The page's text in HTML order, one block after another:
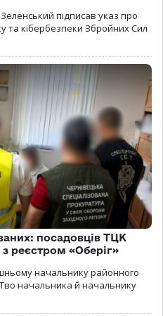
підписав указ про
та кібербезпеки Збройних Сил
посадовців ТЦК
реєстром «Оберіг»
начальнику районного
начальника й начальнику